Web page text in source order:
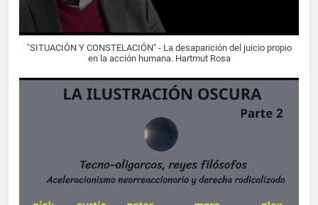
"SITUACIÓN Y CONSTELACIÓN" - La desaparición del juicio propio
en la acción humana. Hartmut Rosa